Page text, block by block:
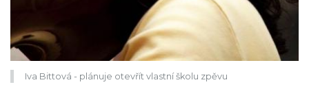
Iva Bittová - plánuje otevřít vlastní školu zpěvu